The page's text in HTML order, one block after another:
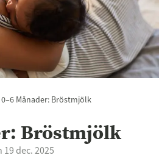
0–6 Månader: Bröstmjölk
Bröstmjölk
dec. 2025